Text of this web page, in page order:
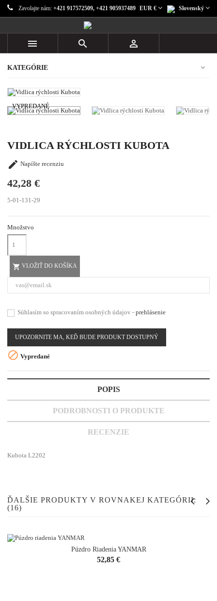
Zavolajte nám: +421 917572509, +421 905937489 Slovenský
EUR €
  
KATEGÓRIE
VYPREDANÉ
VIDLICA RÝCHLOSTI KUBOTA
 Napíšte recenziu
42,28 €
5-01-131-29
Množstvo
 VLOŽIŤ DO KOŠÍKA
Súhlasím so spracovaním osobných údajov - prehlásenie
UPOZORNITE MA, KEĎ BUDE PRODUKT DOSTUPNÝ
 Vypredané
POPIS
PODROBNOSTI O PRODUKTE
RECENZIE
Kubota L2202
ĎALŠIE PRODUKTY V ROVNAKEJ KATEGÓRII:
(16)
Púzdro Riadenia YANMAR
Cena
52,85 €